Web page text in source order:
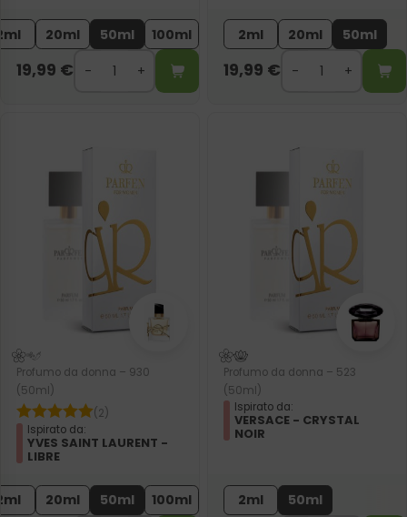
20ml 50ml 100ml
19,99 €
2ml 20ml 50ml
19,99 €
Profumo da donna – 930
(50ml)
(2)
Ispirato da:
YVES SAINT LAURENT -
LIBRE
20ml 50ml 100ml
Profumo da donna – 523
(50ml)
Ispirato da:
VERSACE - CRYSTAL
NOIR
2ml 50ml